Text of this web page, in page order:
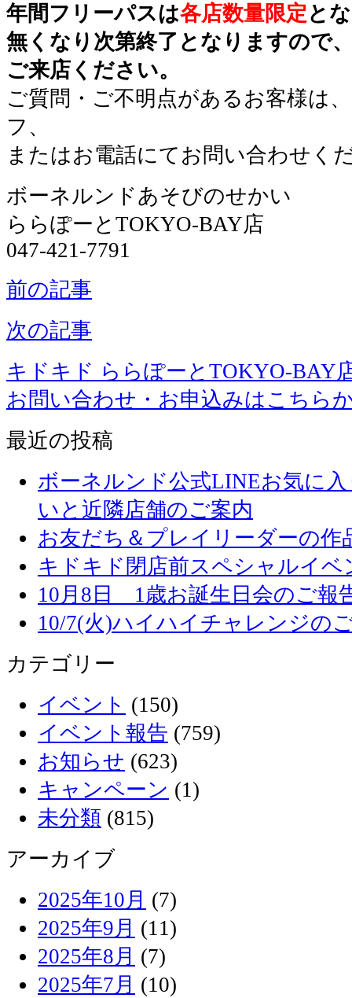
年間フリーパスは各店数量限定 と
無くなり次第終了となりますので
ご来店ください。
ご質問・ご不明点があるお客様は
フ、
またはお電話にてお問い合わせく
ボーネルンドあそびのせかい
ららぽーとTOKYO-BAY店
047-421-7791
前の記事
次の記事
キドキド ららぽーとTOKYO-BAY
お問い合わせ・お申込みはこちら
最近の投稿
ボーネルンド公式LINEお気に
いと近隣店舗のご案内
お友だち＆プレイリーダーの作
キドキド閉店前スペシャルイベ
10月8日 1歳お誕生日会のご報
10/7(火)ハイハイチャレンジの
カテゴリー
イベント (150)
イベント報告 (759)
お知らせ (623)
キャンペーン (1)
未分類 (815)
アーカイブ
2025年10月 (7)
2025年9月 (11)
2025年8月 (7)
2025年7月 (10)